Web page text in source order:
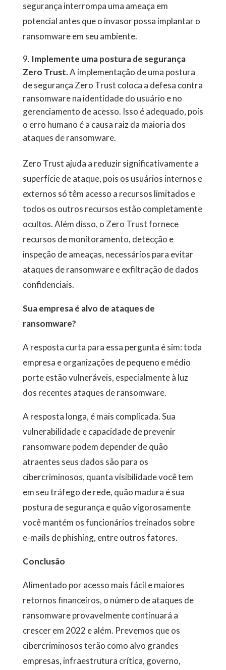
segurança interrompa uma ameaça em
potencial antes que o invasor possa implantar o
ransomware em seu ambiente.
Implemente uma postura de segurança
Zero Trust.A implementação de uma postura
de segurança Zero Trust coloca a defesa contra
ransomware na identidade do usuário e no
gerenciamento de acesso. Isso é adequado, pois
o erro humano é a causa raiz da maioria dos
ataques de ransomware.
Zero Trust ajuda a reduzir significativamente a
superfície de ataque, pois os usuários internos e
externos só têm acesso a recursos limitados e
todos os outros recursos estão completamente
ocultos. Além disso, o Zero Trust fornece
recursos de monitoramento, detecção e
inspeção de ameaças, necessários para evitar
ataques de ransomware e exfiltração de dados
confidenciais.
Sua empresa é alvo de ataques de
ransomware?
A resposta curta para essa pergunta é sim: toda
empresa e organizações de pequeno e médio
porte estão vulneráveis, especialmente à luz
dos recentes ataques de ransomware.
A resposta longa, é mais complicada. Sua
vulnerabilidade e capacidade de prevenir
ransomware podem depender de quão
atraentes seus dados são para os
cibercriminosos, quanta visibilidade você tem
em seu tráfego de rede, quão madura é sua
postura de segurança e quão vigorosamente
você mantém os funcionários treinados sobre
e-mails de phishing, entre outros fatores.
Conclusão
Alimentado por acesso mais fácil e maiores
retornos financeiros, o número de ataques de
ransomware provavelmente continuará a
crescer em 2022 e além. Prevemos que os
cibercriminosos terão como alvo grandes
empresas, infraestrutura crítica, governo,